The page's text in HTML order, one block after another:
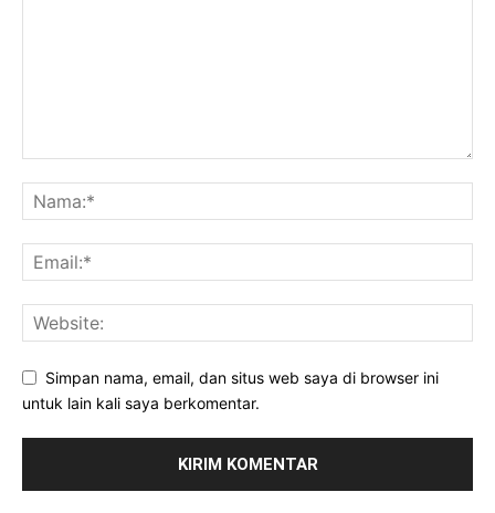
Simpan nama, email, dan situs web saya di browser ini
untuk lain kali saya berkomentar.